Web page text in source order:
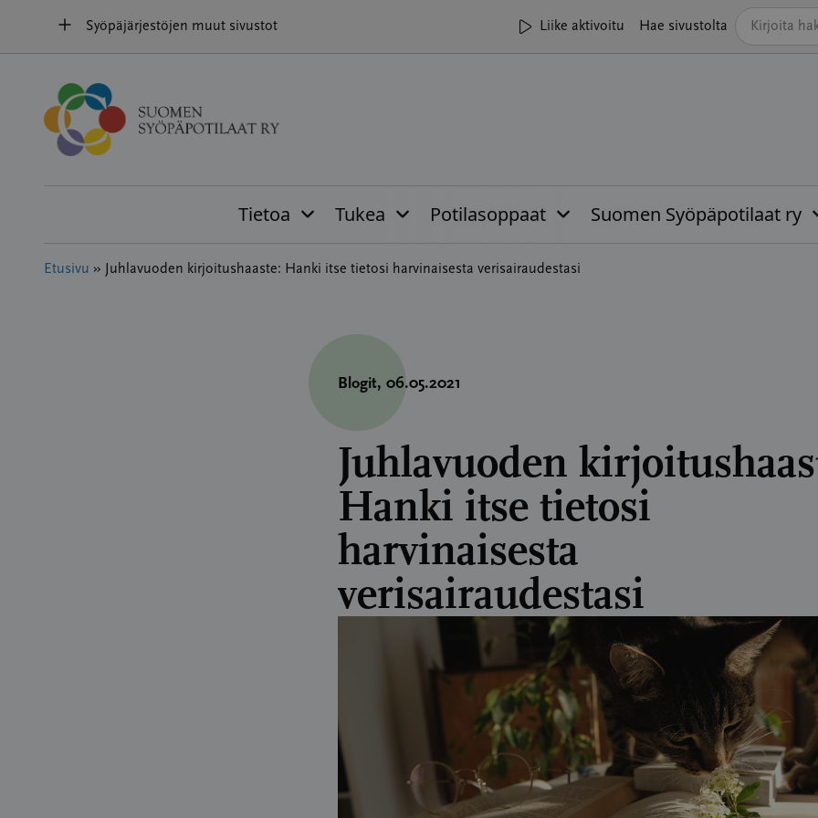
sisältöön
Syöpäjärjestöjen muut sivustot Liike aktivoitu Hae sivustolta
Tietoa Tukea Potilasoppaat Suomen Syöpäpotilaat ry
Etusivu » Juhlavuoden kirjoitushaaste: Hanki itse tietosi harvinaisesta verisairaudestasi
Blogit, 06.05.2021
Juhlavuoden
Hanki itse tietosi
harvinaisesta
verisairaudestasi